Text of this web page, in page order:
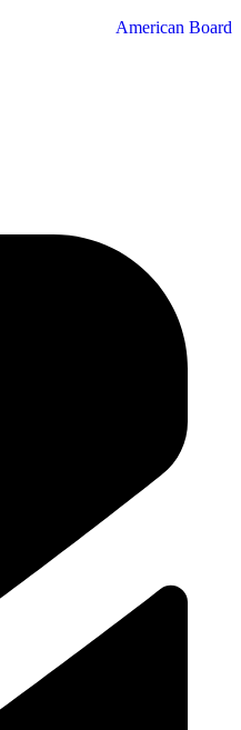
American Board